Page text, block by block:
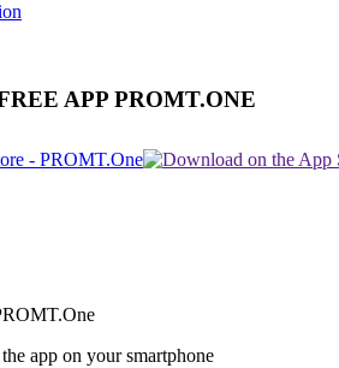
APP PROMT.ONE
app on your smartphone